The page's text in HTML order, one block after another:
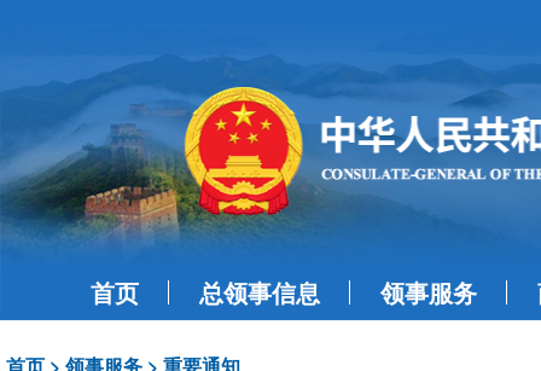
首页 总领事信息 领事服务
首页 > 领事服务 > 重要通知